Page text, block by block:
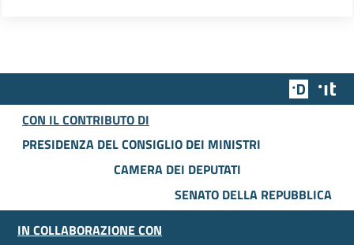
Team
CON IL CONTRIBUTO DI
PRESIDENZA DEL CONSIGLIO DEI MINISTRI
CAMERA DEI DEPUTATI
SENATO DELLA REPUBBLICA
IN COLLABORAZIONE CON